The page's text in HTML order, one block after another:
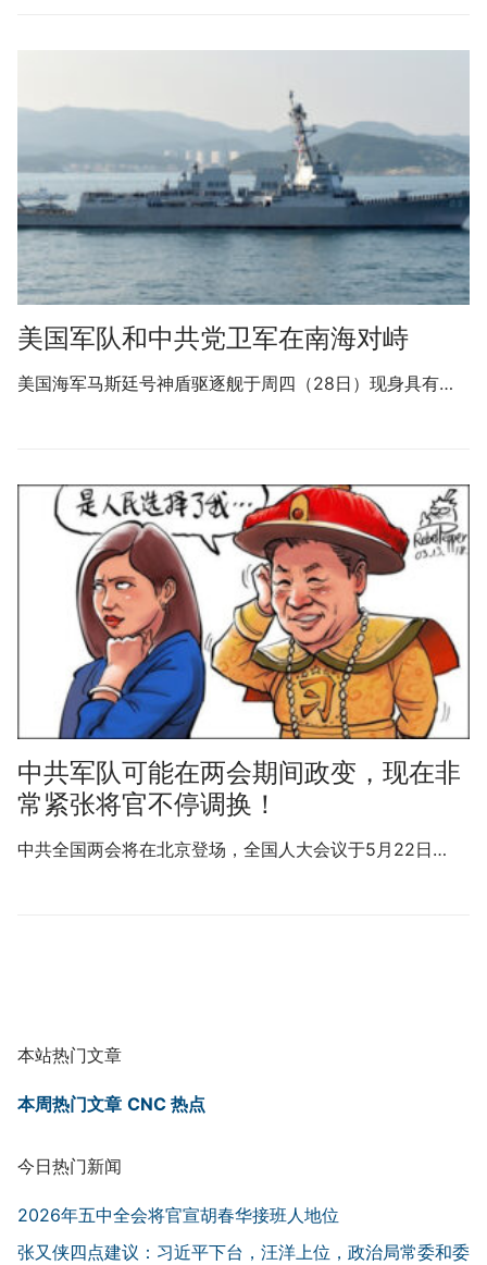
美国军队和中共党卫军在南海对峙
美国海军马斯廷号神盾驱逐舰于周四（28日）现身具有…
中共军队可能在两会期间政变，现在非
常紧张将官不停调换！
中共全国两会将在北京登场，全国人大会议于5月22日…
本站热门文章
本周热门文章 CNC 热点
今日热门新闻
2026年五中全会将官宣胡春华接班人地位
张又侠四点建议：习近平下台，汪洋上位，政治局常委和委